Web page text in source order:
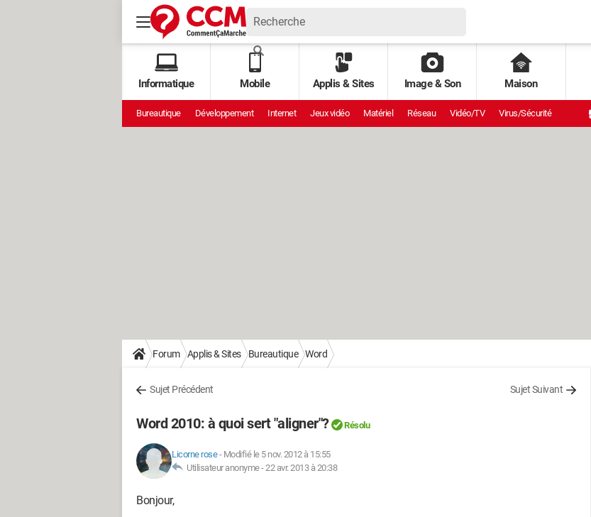
Informatique Mobile Applis & Sites Image & Son Maison
Bureautique Développement Internet Jeux vidéo Matériel Réseau Vidéo/TV Virus/Sécurité
Forum Applis & Sites Bureautique Word
Sujet Précédent Sujet Suivant
Word 2010: à quoi sert "aligner"? Résolu
Licorne rose- Modifié le 5 nov. 2012 à 15:55
Utilisateur anonyme -22 avr. 2013 à 20:38
Bonjour,